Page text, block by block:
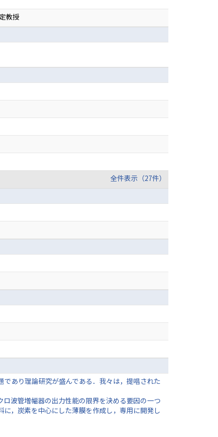
教授
全件表示（27件）
あり理論研究が盛んである．我々は，提唱された
波管増幅器の出力性能の限界を決める要因の一つ
，炭素を中心にした薄膜を作成し，専用に開発し